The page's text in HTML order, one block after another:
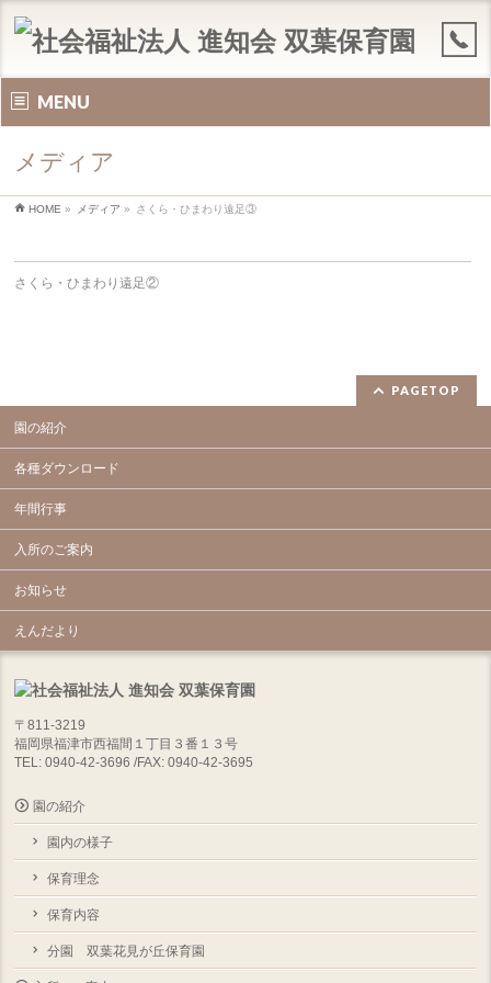
MENU
メディア
HOME » メディア » さくら・ひまわり遠足③
さくら・ひまわり遠足②
PAGETOP
園の紹介
各種ダウンロード
年間行事
入所のご案内
お知らせ
えんだより
〒811-3219
福岡県福津市西福間１丁目３番１３号
TEL: 0940-42-3696 /FAX: 0940-42-3695
園の紹介
園内の様子
保育理念
保育内容
分園 双葉花見が丘保育園